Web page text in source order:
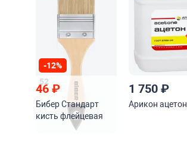
-12%
52
46₽
Бибер Стандарт
кисть флейцевая
1 750 ₽
Арикон ацетон